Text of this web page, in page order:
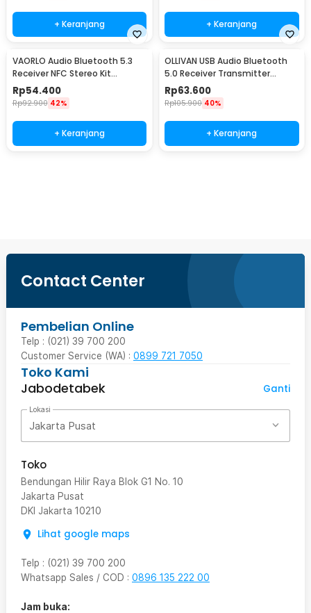
+ Keranjang + Keranjang
VAORLO Audio Bluetooth 5.3
Receiver NFC Stereo Kit
Speaker AUX RCA USB - BT200
Rp54.400
Rp92.900 42%
+ Keranjang
OLLIVAN USB Audio Bluetooth
5.0 Receiver Transmitter
Display Adapter - T11
Rp63.600
Rp105.900 40%
+ Keranjang
Contact Center
Pembelian Online
Telp : (021) 39 700 200
Customer Service (WA) : 0899 721 7050
Toko Kami
Jabodetabek
Ganti
Lokasi
Jakarta Pusat
Toko
Bendungan Hilir Raya Blok G1 No. 10
Jakarta Pusat
DKI Jakarta 10210
Lihat google maps
Telp : (021) 39 700 200
Whatsapp Sales / COD : 0896 135 222 00
Jam buka: